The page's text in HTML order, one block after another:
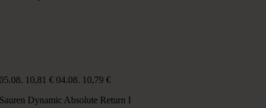
10,81 € 04.08. 10,79 €
Dynamic Absolute Return I